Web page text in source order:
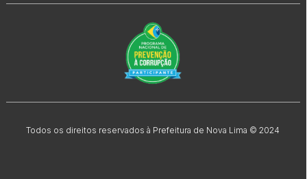
Todos os direitos reservados à Prefeitura de Nova Lima © 2024